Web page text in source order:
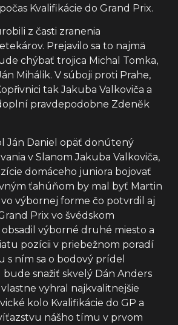
Kvalifikácie do Grand Prix.
z časti zranenia
Prejavilo sa to najmä
chýbať trojica Michal Tomka,
Mihálik. V súboji proti Prahe,
tak Jakuba Valkoviča a
pravdepodobne Zdeněk
Ján Daniel opäť donútený
v Slanom Jakuba Valkoviča,
domáceho juniora bojovať
ťahúňom by mal byť Martin
výbornej forme čo potvrdil aj
Prix vo švédskom
výborné druhé miesto a
pozícii v priebežnom poradí
s ním sa o bodový prídel
snažiť skvelý Dán Anders
vyhral najkvalitnejšie
kolo Kvalifikácie do GP a
nášho tímu v prvom